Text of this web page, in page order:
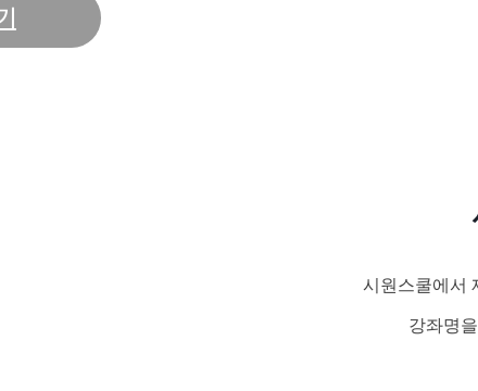
시원스쿨에서
강좌명